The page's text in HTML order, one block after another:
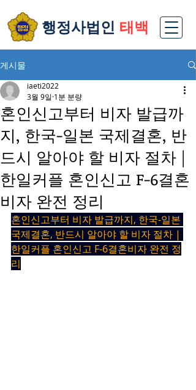
​행정사법인 태백
게시물
혼인신고부터 비자 발급까
지, 한국-일본 국제결혼, 반
드시 알아야 할 비자 절차 |
한일커플 혼인신고 F-6결혼
비자 완전 정리
iaeti2022
3월 9일 1분 분량
혼인신고부터 비자 발급까지, 한국-일본
국제결혼, 반드시 알아야 할 비자 절차 |
한일커플 혼인신고 F-6결혼비자 완전 정
리